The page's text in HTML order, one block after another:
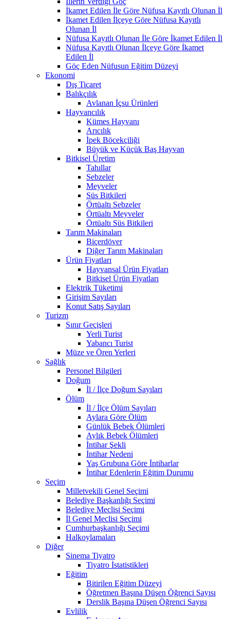
İkamet Edilen İle Göre Nüfusa Kayıtlı Olunan İl
İkamet Edilen İlçeye Göre Nüfusa Kayıtlı
Olunan İl
Nüfusa Kayıtlı Olunan İle Göre İkamet Edilen İl
Nüfusa Kayıtlı Olunan İlçeye Göre İkamet
Edilen İl
Göç Eden Nüfusun Eğitim Düzeyi
Ekonomi
Dış Ticaret
Balıkçılık
Avlanan İçsu Ürünleri
Hayvancılık
Kümes Hayvanı
Arıcılık
İpek Böcekçiliği
Büyük ve Küçük Baş Hayvan
Bitkisel Üretim
Tahıllar
Sebzeler
Meyveler
Süs Bitkileri
Örtüaltı Sebzeler
Örtüaltı Meyveler
Örtüaltı Süs Bitkileri
Tarım Makinaları
Biçerdöver
Diğer Tarım Makinaları
Ürün Fiyatları
Hayvansal Ürün Fiyatları
Bitkisel Ürün Fiyatları
Elektrik Tüketimi
Girişim Sayıları
Konut Satış Sayıları
Turizm
Sınır Geçişleri
Yerli Turist
Yabancı Turist
Müze ve Ören Yerleri
Sağlık
Personel Bilgileri
Doğum
İl / İlçe Doğum Sayıları
Ölüm
İl / İlçe Ölüm Sayıları
Aylara Göre Ölüm
Günlük Bebek Ölümleri
Aylık Bebek Ölümleri
İntihar Şekli
İntihar Nedeni
Yaş Grubuna Göre İntiharlar
İntihar Edenlerin Eğitim Durumu
Seçim
Milletvekili Genel Seçimi
Belediye Başkanlığı Seçimi
Belediye Meclisi Seçimi
İl Genel Meclisi Seçimi
Cumhurbaşkanlığı Seçimi
Halkoylamaları
Diğer
Sinema Tiyatro
Tiyatro İstatistikleri
Eğitim
Bitirilen Eğitim Düzeyi
Öğretmen Başına Düşen Öğrenci Sayısı
Derslik Başına Düşen Öğrenci Sayısı
Evlilik